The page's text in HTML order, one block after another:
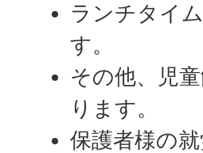
ランチタイ
す。
その他、児
ります。
保護者様の